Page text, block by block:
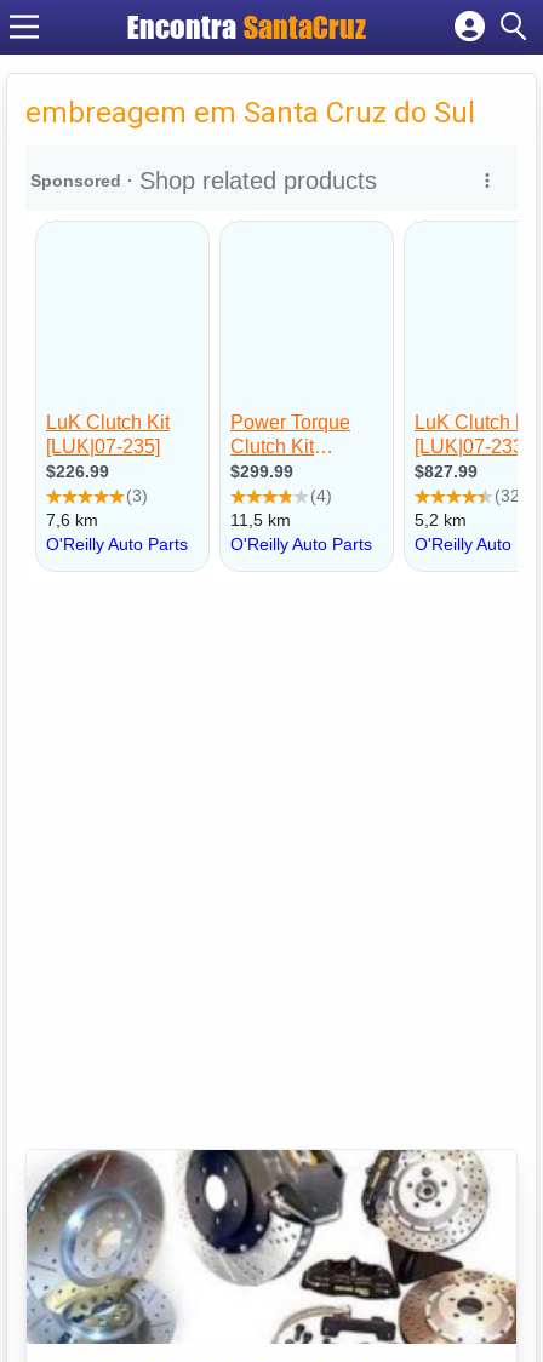
Encontra
Cadastrar empresa
Criar conta
embreagem em Santa Cruz do Sul